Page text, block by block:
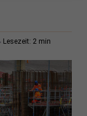
Lesezeit: 2 min